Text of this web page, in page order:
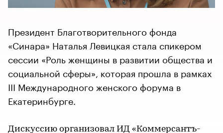
Президент Благотворительного фонда
«Синара» Наталья Левицкая стала спикером
сессии «Роль женщины в развитии общества и
социальной сферы», которая прошла в рамках
III Международного женского форума в
Екатеринбурге.
Дискуссию организовал ИД «Коммерсантъ-